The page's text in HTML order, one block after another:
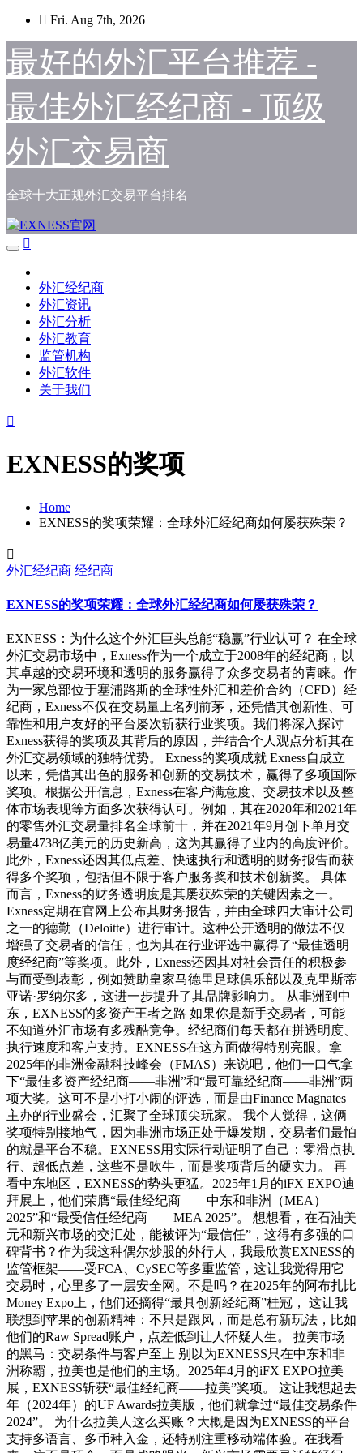
Skip
content
Fri. Aug 7th, 2026
最好的外汇平台推荐 -
最佳外汇经纪商 - 顶级
外汇交易商
全球十大正规外汇交易平台排名
外汇经纪商
外汇资讯
外汇分析
外汇教育
监管机构
外汇软件
关于我们
EXNESS的奖项
Home
EXNESS的奖项荣耀：全球外汇经纪商如何屡获殊荣？
外汇经纪商 经纪商
EXNESS的奖项荣耀：全球外汇经纪商如何屡获殊荣？
EXNESS：为什么这个外汇巨头总能“稳赢”行业认可？ 在全球
外汇交易市场中，Exness作为一个成立于2008年的经纪商，以
其卓越的交易环境和透明的服务赢得了众多交易者的青睐。作
为一家总部位于塞浦路斯的全球性外汇和差价合约（CFD）经
纪商，Exness不仅在交易量上名列前茅，还凭借其创新性、可
靠性和用户友好的平台屡次斩获行业奖项。我们将深入探讨
Exness获得的奖项及其背后的原因，并结合个人观点分析其在
外汇交易领域的独特优势。 Exness的奖项成就 Exness自成立
以来，凭借其出色的服务和创新的交易技术，赢得了多项国际
奖项。根据公开信息，Exness在客户满意度、交易技术以及整
体市场表现等方面多次获得认可。例如，其在2020年和2021年
的零售外汇交易量排名全球前十，并在2021年9月创下单月交
易量4738亿美元的历史新高，这为其赢得了业内的高度评价。
此外，Exness还因其低点差、快速执行和透明的财务报告而获
得多个奖项，包括但不限于客户服务奖和技术创新奖。 具体
而言，Exness的财务透明度是其屡获殊荣的关键因素之一。
Exness定期在官网上公布其财务报告，并由全球四大审计公司
之一的德勤（Deloitte）进行审计。这种公开透明的做法不仅
增强了交易者的信任，也为其在行业评选中赢得了“最佳透明
度经纪商”等奖项。此外，Exness还因其对社会责任的积极参
与而受到表彰，例如赞助皇家马德里足球俱乐部以及克里斯蒂
亚诺·罗纳尔多，这进一步提升了其品牌影响力。 从非洲到中
东，EXNESS的多资产王者之路 如果你是新手交易者，可能
不知道外汇市场有多残酷竞争。经纪商们每天都在拼透明度、
执行速度和客户支持。EXNESS在这方面做得特别亮眼。拿
2025年的非洲金融科技峰会（FMAS）来说吧，他们一口气拿
下“最佳多资产经纪商——非洲”和“最可靠经纪商——非洲”两
项大奖。这可不是小打小闹的评选，而是由Finance Magnates
主办的行业盛会，汇聚了全球顶尖玩家。 我个人觉得，这俩
奖项特别接地气，因为非洲市场正处于爆发期，交易者们最怕
的就是平台不稳。EXNESS用实际行动证明了自己：零滑点执
行、超低点差，这些不是吹牛，而是奖项背后的硬实力。 再
看中东地区，EXNESS的势头更猛。2025年1月的iFX EXPO迪
拜展上，他们荣膺“最佳经纪商——中东和非洲（MEA）
2025”和“最受信任经纪商——MEA 2025”。 想想看，在石油美
元和新兴市场的交汇处，能被评为“最信任”，这得有多强的口
碑背书？作为我这种偶尔炒股的外行人，我最欣赏EXNESS的
监管框架——受FCA、CySEC等多重监管，这让我觉得用它
交易时，心里多了一层安全网。不是吗？在2025年的阿布扎比
Money Expo上，他们还摘得“最具创新经纪商”桂冠， 这让我
联想到苹果的创新精神：不只是跟风，而是总有新玩法，比如
他们的Raw Spread账户，点差低到让人怀疑人生。 拉美市场
的黑马：交易条件与客户至上 别以为EXNESS只在中东和非
洲称霸，拉美也是他们的主场。2025年4月的iFX EXPO拉美
展，EXNESS斩获“最佳经纪商——拉美”奖项。 这让我想起去
年（2024年）的UF Awards拉美版，他们就拿过“最佳交易条件
2024”。 为什么拉美人这么买账？大概是因为EXNESS的平台
支持多语言、多币种入金，还特别注重移动端体验。在我看